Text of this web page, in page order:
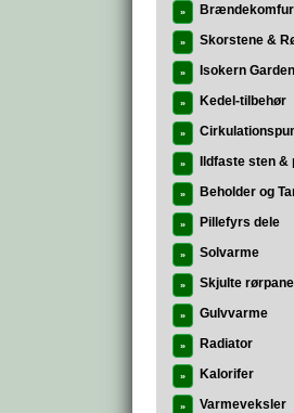
» Brændekomfur
» Skorstene &
» Isokern
» Kedel-tilbehør
»
» Ildfaste sten &
» Beholder og
» Pillefyrs dele
» Solvarme
» Skjulte
» Gulvvarme
» Radiator
» Kalorifer
» Varmeveksler